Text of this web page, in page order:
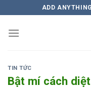
to
content
ADD
TIN TỨC
Bật mí cách